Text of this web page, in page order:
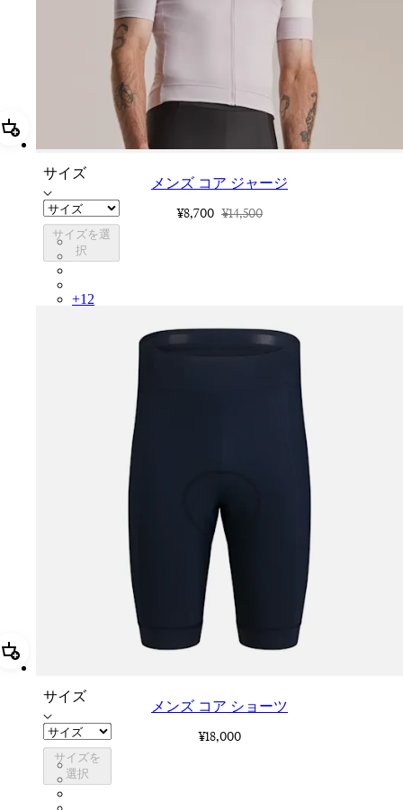
追加 メンズ コア ジャージ
サイズ
サイズを選
択
メンズ コア ジャージ
¥8,700 ¥14,500
COR05XXLMW
COR05XXMBW
+12
追加 メンズ コア ショーツ
サイズ
サイズを
選択
メンズ コア ショーツ
¥18,000
CZY01XXDNW
CZY01XXBLW